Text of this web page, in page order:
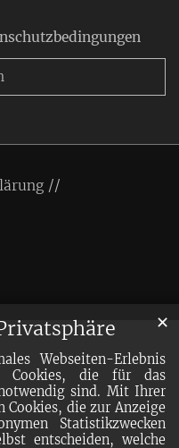
Webseiten-Erlebnis
Cookies, die für das
sind. Mit Ihrer
Cookies, die zur Anzeige
Statistikzwecken
entscheiden, welche
✕